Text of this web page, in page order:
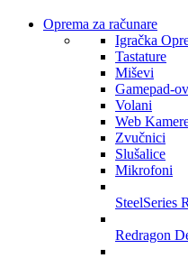
Oprema za računare
Igračka
Tastature
Miševi
Gamepad-
Volani
Web
Zvučnici
Slušalice
Mikrofoni
SteelSeries
Redragon